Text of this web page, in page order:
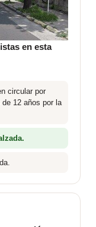
en esta
circular por
12 años por la